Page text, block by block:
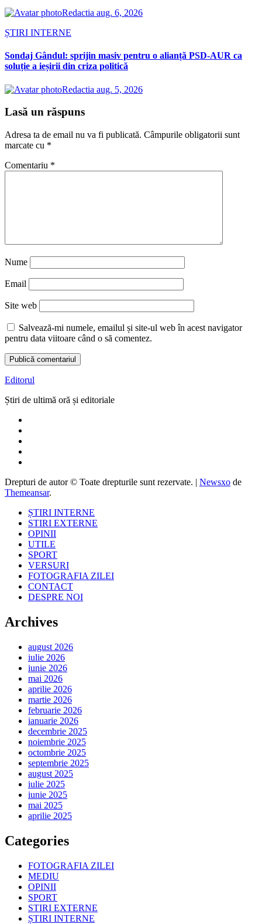
Redactia aug. 6, 2026
ȘTIRI INTERNE
Sondaj Gândul: sprijin masiv pentru o alianță PSD-AUR ca
soluție a ieșirii din criza politică
Redactia aug. 5, 2026
Lasă un răspuns
Adresa ta de email nu va fi publicată. Câmpurile obligatorii sunt
marcate cu *
Comentariu *
Nume
Email
Site web
Salvează-mi numele, emailul și site-ul web în acest navigator
pentru data viitoare când o să comentez.
Editorul
Știri de ultimă oră și editoriale
Drepturi de autor © Toate drepturile sunt rezervate. | Newsxo de
Themeansar.
ȘTIRI INTERNE
STIRI EXTERNE
OPINII
UTILE
SPORT
VERSURI
FOTOGRAFIA ZILEI
CONTACT
DESPRE NOI
Archives
august 2026
iulie 2026
iunie 2026
mai 2026
aprilie 2026
martie 2026
februarie 2026
ianuarie 2026
decembrie 2025
noiembrie 2025
octombrie 2025
septembrie 2025
august 2025
iulie 2025
iunie 2025
mai 2025
aprilie 2025
Categories
FOTOGRAFIA ZILEI
MEDIU
OPINII
SPORT
STIRI EXTERNE
ȘTIRI INTERNE